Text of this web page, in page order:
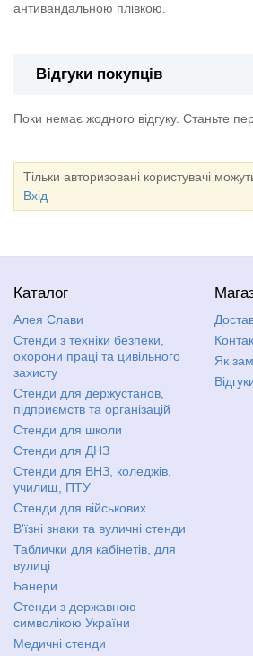
антивандальною плівкою.
Відгуки покупців
Поки немає жодного відгуку. Станьте
Тільки авторизовані користувачі
Вхід
Каталог
Алея Слави
Стенди з техніки безпеки,
охорони праці та цивільного
захисту
Стенди для держустанов,
підприємств та організацій
Стенди для школи
Стенди для ДНЗ
Стенди для ВНЗ, коледжів,
училищ, ПТУ
Стенди для військових
В'їзні знаки та вуличні стенди
Таблички для кабінетів, для
вулиці
Банери
Стенди з державною
символікою України
Медичні стенди
Як